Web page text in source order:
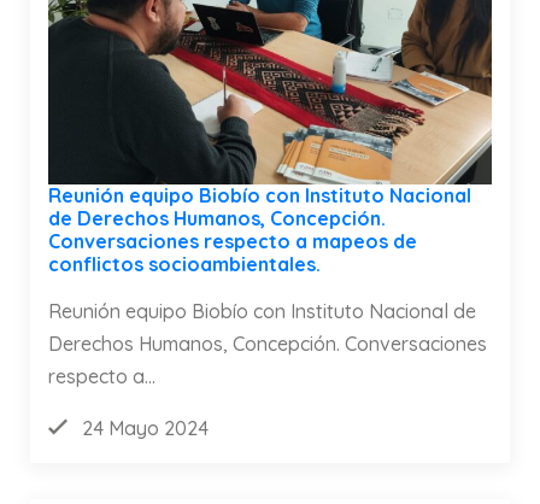
Reunión equipo Biobío con Instituto Nacional
de Derechos Humanos, Concepción.
Conversaciones respecto a mapeos de
conflictos socioambientales.
Reunión equipo Biobío con Instituto Nacional de
Derechos Humanos, Concepción. Conversaciones
respecto a...
24 Mayo 2024